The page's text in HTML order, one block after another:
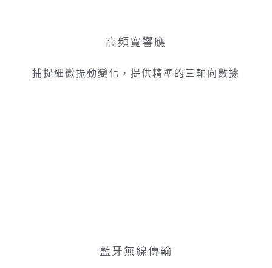
高頻寬響應
捕捉細微振動變化，提供精準的三軸向數據
藍牙無線傳輸